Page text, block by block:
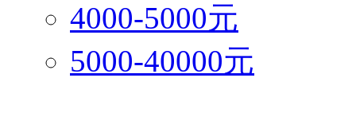
4000-5000元
5000-40000元